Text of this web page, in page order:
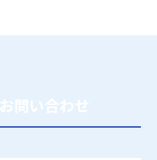
お問い合わせ